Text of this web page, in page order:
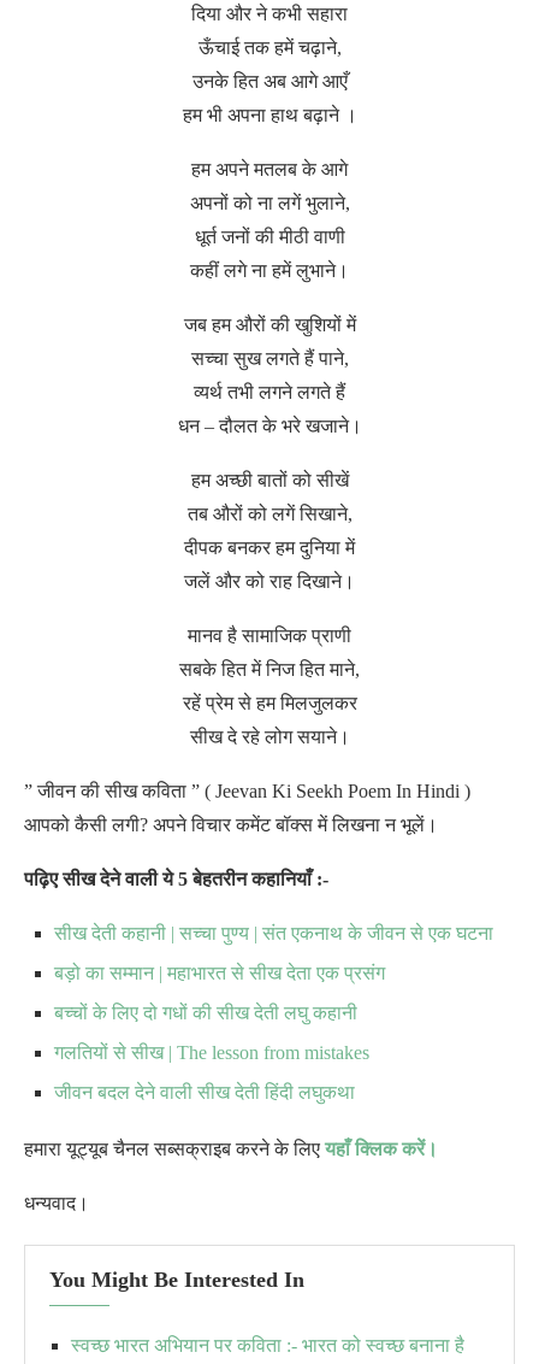
दिया और ने कभी सहारा
ऊँचाई तक हमें चढ़ाने,
उनके हित अब आगे आएँ
हम भी अपना हाथ बढ़ाने ।
हम अपने मतलब के आगे
अपनों को ना लगें भुलाने,
धूर्त जनों की मीठी वाणी
कहीं लगे ना हमें लुभाने।
जब हम औरों की खुशियों में
सच्चा सुख लगते हैं पाने,
व्यर्थ तभी लगने लगते हैं
धन – दौलत के भरे खजाने।
हम अच्छी बातों को सीखें
तब औरों को लगें सिखाने,
दीपक बनकर हम दुनिया में
जलें और को राह दिखाने।
मानव है सामाजिक प्राणी
सबके हित में निज हित माने,
रहें प्रेम से हम मिलजुलकर
सीख दे रहे लोग सयाने।
” जीवन की सीख कविता ” ( Jeevan Ki Seekh Poem In Hindi )
आपको कैसी लगी? अपने विचार कमेंट बॉक्स में लिखना न भूलें।
पढ़िए सीख देने वाली ये 5 बेहतरीन कहानियाँ :-
सीख देती कहानी | सच्चा पुण्य | संत एकनाथ के जीवन से एक घटना
बड़ो का सम्मान | महाभारत से सीख देता एक प्रसंग
बच्चों के लिए दो गधों की सीख देती लघु कहानी
गलतियों से सीख | The lesson from mistakes
जीवन बदल देने वाली सीख देती हिंदी लघुकथा
हमारा यूट्यूब चैनल सब्सक्राइब करने के लिए यहाँ क्लिक करें।
धन्यवाद।
You Might Be Interested In
स्वच्छ भारत अभियान पर कविता :- भारत को स्वच्छ बनाना है